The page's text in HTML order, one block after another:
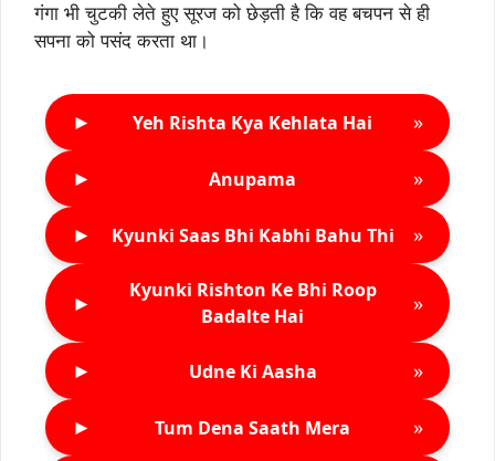
गंगा भी चुटकी लेते हुए सूरज को छेड़ती है कि वह बचपन से ही
सपना को पसंद करता था।
► Yeh Rishta Kya Kehlata Hai »
► Anupama »
► Kyunki Saas Bhi Kabhi Bahu Thi »
►
Kyunki Rishton Ke Bhi Roop
Badalte Hai
»
► Udne Ki Aasha »
► Tum Dena Saath Mera »